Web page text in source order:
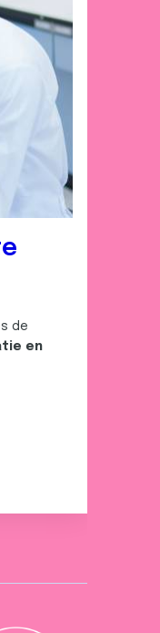
de
en